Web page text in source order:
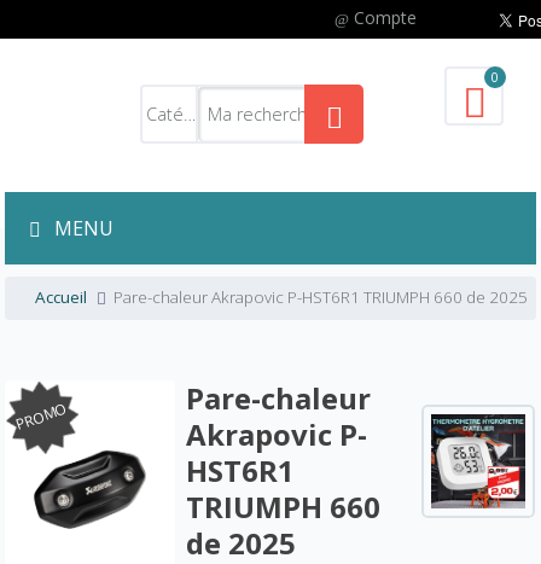
Compte
0
MENU
Accueil Pare-chaleur Akrapovic P-HST6R1 TRIUMPH 660 de 2025
PROMO
Pare-chaleur
Akrapovic P-
HST6R1
TRIUMPH 660
de 2025